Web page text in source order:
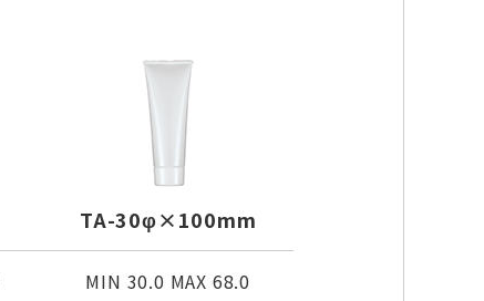
TA-30φ×100mm
MIN 30.0 MAX 68.0